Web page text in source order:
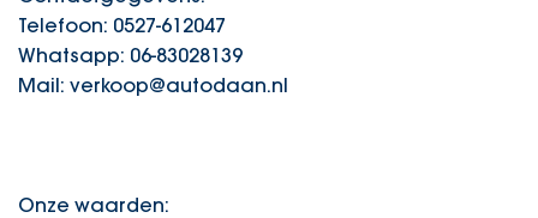
Telefoon: 0527-612047
Whatsapp: 06-83028139
Mail: verkoop@autodaan.nl
Onze waarden: